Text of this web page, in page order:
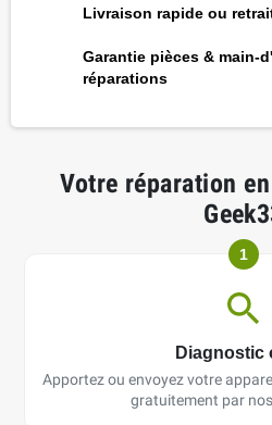
Livraison rapide ou
Garantie pièces & main-
réparations
Votre réparation
1
Diagnostic
Apportez ou envoyez votre
gratuitement par